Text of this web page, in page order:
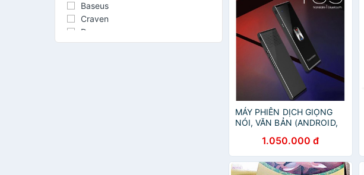
Baseus
Craven
Denon
Logitech
MÁY PHIÊN DỊCH GIỌNG
NÓI, VĂN BẢN (ANDROID,
1.050.000 đ